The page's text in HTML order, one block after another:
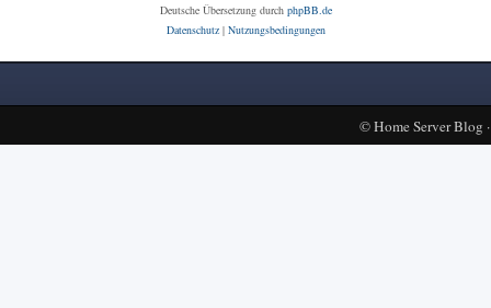
Deutsche Übersetzung durch phpBB.de
Datenschutz| Nutzungsbedingungen
©Home Server Blog